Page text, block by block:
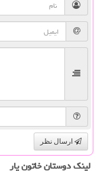
ارسال نظر
لینک دوستان خاتون یار